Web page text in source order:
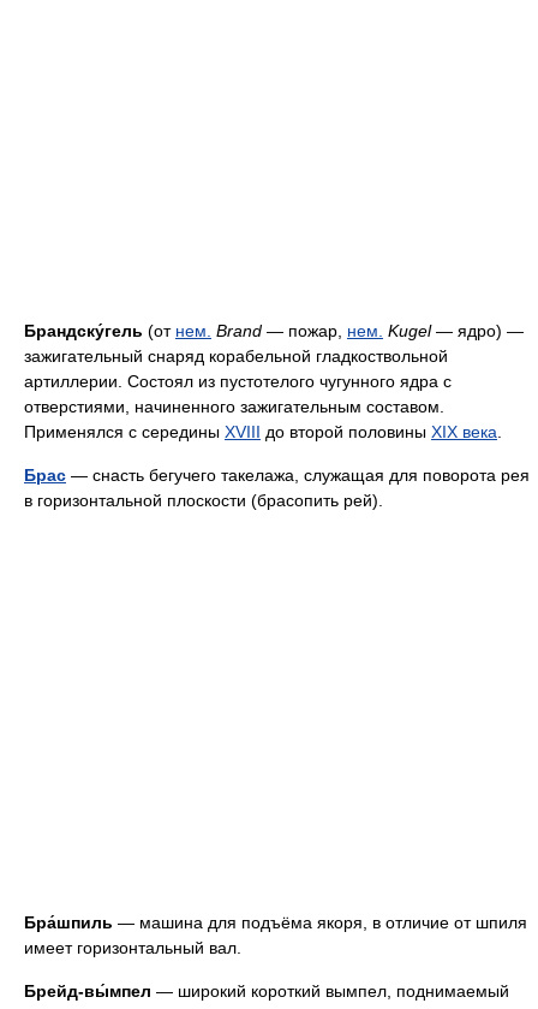
Брандску́гель (от нем. Brand — пожар, нем. Kugel— ядро) —
зажигательный снаряд корабельной гладкоствольной
артиллерии. Состоял из пустотелого чугунного ядра с
отверстиями, начиненного зажигательным составом.
Применялся с середины XVIII до второй половины XIX века
Брас — снасть бегучего такелажа, служащая для поворота рея
в горизонтальной плоскости (брасопить рей).
Бра́шпиль — машина для подъёма якоря, в отличие от шпиля
имеет горизонтальный вал.
Брейд-вы́мпел — широкий короткий вымпел, поднимаемый